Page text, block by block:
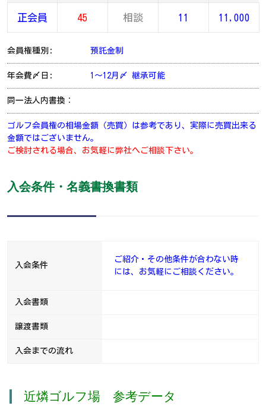
正会員 45 相談 11 11,000
会員権種別: 預託金制
年会費〆日: 1～12月〆 継承可能
同一法人内書換：
ゴルフ会員権の相場金額（売買）は参考であり、実際に売買出来る
金額ではございません。
ご検討される場合、お気軽に弊社へご相談下さい。
入会条件・名義書換書類
入会条件
ご紹介・その他条件が合わない時
には、お気軽にご相談ください。
入会書類
譲渡書類
入会までの流れ
近燐ゴルフ場 参考データ